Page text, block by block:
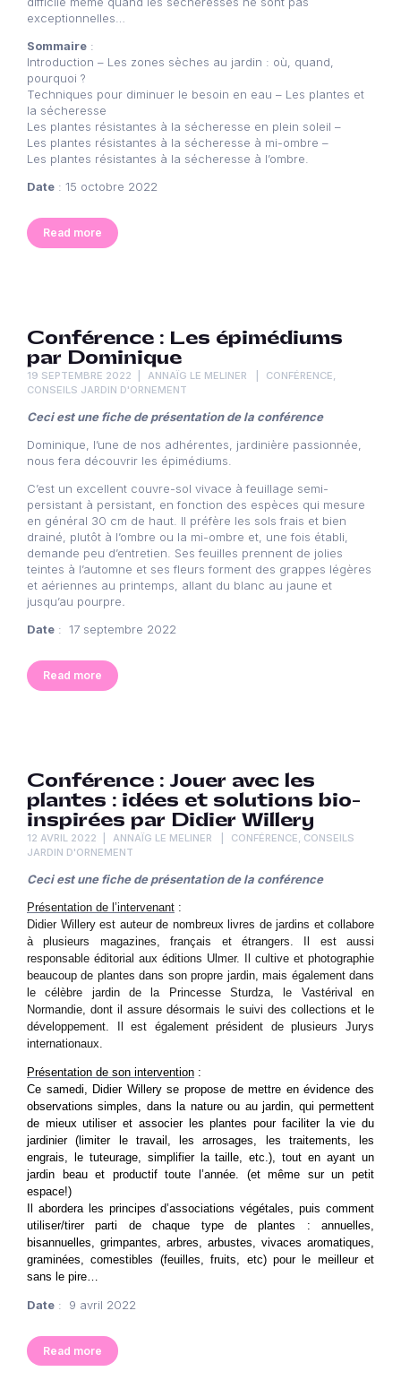
exceptionnelles…
Sommaire :
Introduction – Les zones sèches au jardin : où, quand,
pourquoi ?
Techniques pour diminuer le besoin en eau – Les plantes et
la sécheresse
Les plantes résistantes à la sécheresse en plein soleil –
Les plantes résistantes à la sécheresse à mi-ombre –
Les plantes résistantes à la sécheresse à l’ombre.
Date : 15 octobre 2022
Read more
Conférence : Les épimédiums
par Dominique
19 SEPTEMBRE 2022 ANNAÏG LE MELINER CONFÉRENCE
CONSEILS JARDIN D'ORNEMENT
Ceci est une fiche de présentation de la conférence
Dominique, l’une de nos adhérentes, jardinière passionnée,
nous fera découvrir les épimédiums.
C’est un excellent couvre-sol vivace à feuillage semi-
persistant à persistant, en fonction des espèces qui mesure
en général 30 cm de haut. Il préfère les sols frais et bien
drainé, plutôt à l’ombre ou la mi-ombre et, une fois établi,
demande peu d’entretien. Ses feuilles prennent de jolies
teintes à l’automne et ses fleurs forment des grappes légères
et aériennes au printemps, allant du blanc au jaune et
jusqu’au pourpre
Date : 17 septembre 2022
Read more
Conférence : Jouer avec les
plantes : idées et solutions bio-
inspirées par Didier Willery
12 AVRIL 2022 ANNAÏG LE MELINER CONFÉRENCE CONSEILS
JARDIN D'ORNEMENT
Ceci est une fiche de présentation de la conférence
Présentation de l’intervenant :
Didier Willery est auteur de nombreux livres de jardins et collabore
à plusieurs magazines, français et étrangers. Il est aussi
responsable éditorial aux éditions Ulmer. Il cultive et photographie
beaucoup de plantes dans son propre jardin, mais également dans
le célèbre jardin de la Princesse Sturdza, le Vastérival en
Normandie, dont il assure désormais le suivi des collections et le
développement. Il est également président de plusieurs Jurys
internationaux.
Présentation de son intervention :
Ce samedi, Didier Willery se propose de mettre en évidence des
observations simples, dans la nature ou au jardin, qui permettent
de mieux utiliser et associer les plantes pour faciliter la vie du
jardinier (limiter le travail, les arrosages, les traitements, les
engrais, le tuteurage, simplifier la taille, etc.), tout en ayant un
jardin beau et productif toute l’année. (et même sur un petit
espace!)
Il abordera les principes d’associations végétales, puis comment
utiliser/tirer parti de chaque type de plantes : annuelles,
bisannuelles, grimpantes, arbres, arbustes, vivaces aromatiques,
graminées, comestibles (feuilles, fruits, etc) pour le meilleur et
sans le pire…
Date : 9 avril 2022
Read more